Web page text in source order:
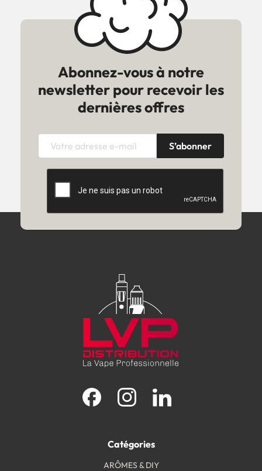
Abonnez-vous à notre
newsletter pour recevoir les
dernières offres
Catégories
ARÔMES & DIY
Facebook Instagram